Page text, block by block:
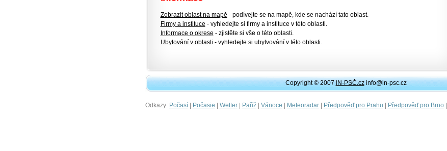
Zobrazit oblast na mapě - podívejte se na mapě, kde se nachází tato oblast.
Firmy a instituce - vyhledejte si firmy a instituce v této oblasti.
Informace o okrese - zjistěte si vše o této oblasti.
Ubytování v oblasti - vyhledejte si ubytvování v této oblasti.
Copyright © 2007IN-PSČ.czinfo@in-psc.cz
Odkazy: Počasí| Počasie | Wetter| Paříž| Vánoce | Meteoradar| Předpověď pro Prahu | Předpověď pro Brno|